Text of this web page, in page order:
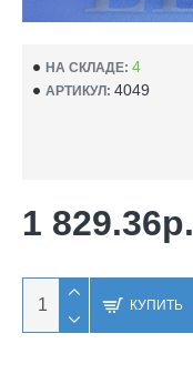
НА СКЛАДЕ: 4
АРТИКУЛ: 4049
1 829.36р.
КУПИТЬ